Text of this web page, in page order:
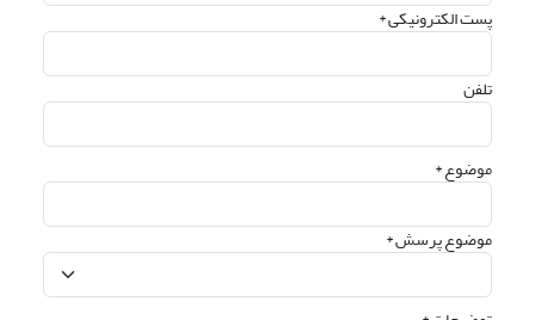
پست الکترونیکی *
تلفن
موضوع *
موضوع پرسش *